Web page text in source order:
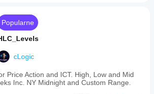
Popularne
cLogic
Price Action and ICT. High, Low and Mid
Inc. NY Midnight and Custom Range.